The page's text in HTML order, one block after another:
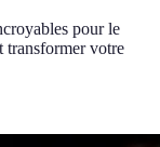
pour le
transformer votre